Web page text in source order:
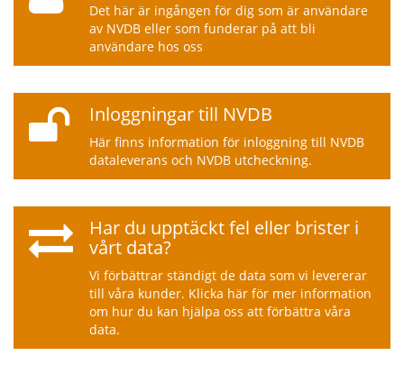
Det här är ingången för dig som är användare
av NVDB eller som funderar på att bli
användare hos oss
Inloggningar till NVDB
Här finns information för inloggning till NVDB
dataleverans och NVDB utcheckning.
Har du upptäckt fel eller brister i
vårt data?
Vi förbättrar ständigt de data som vi levererar
till våra kunder. Klicka här för mer information
om hur du kan hjälpa oss att förbättra våra
data.